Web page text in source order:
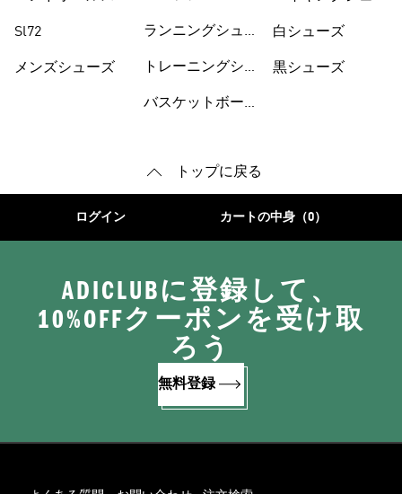
Sl72
メンズシューズ
ランニングシュー
トレーニングシュ
バスケットボール
白シューズ
黒シューズ
トップに戻る
ログイン カートの中身（0）
ADICLUBに登録して、
10%OFFクーポンを受け取
ろう
無料登録